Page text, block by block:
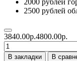
2500 рублей
3840.00р.4800.00р.
В закладки
В